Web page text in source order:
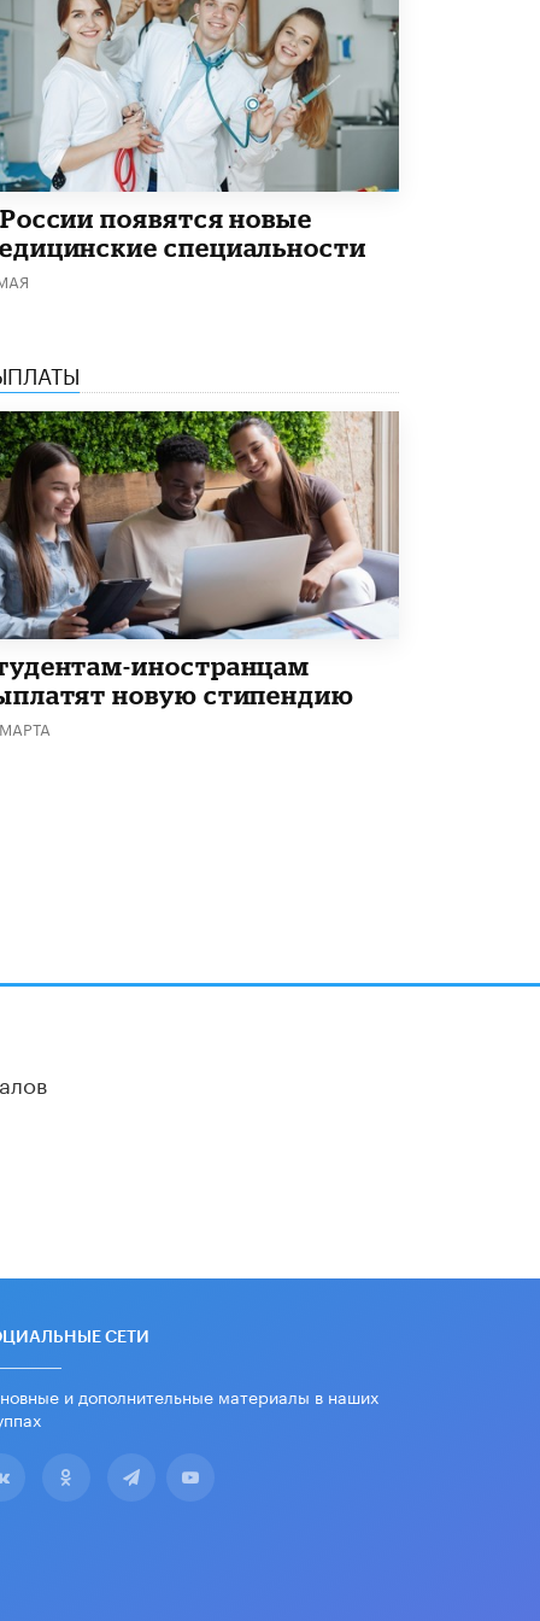
5 ИЮНЯ /ЧТО ПРОИСХОДИТ?
«Евгений Онегин» станет обязательным
для повторения в 10–11-х классах
4 ИЮНЯ / КАЧЕСТВО ОБРАЗОВАНИЯ
В Общественной палате предложили
шить школьную форму с учетом
национальных традиций регионов
4 ИЮНЯ /ШКОЛЬНИКИ
В Госдуме предложили ввести онлайн-
2 ИЮНЯ /BIG DATA
В России начнут применять новые
подходы к разрешению конфликтов в
школах
2 ИЮНЯ /ПОДРОСТКИ
Академик РАН предупредил, что
ChatGPT отучит школьников думать
1 ИЮНЯ /ШКОЛЬНИКИ
появятся новые
специальности
иностранцам
новую стипендию
СЕТИ
и дополнительные материалы в наших